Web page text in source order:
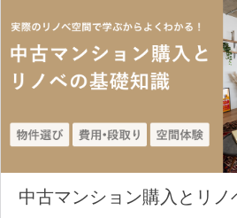
中古マンション購入とリノ